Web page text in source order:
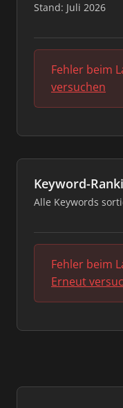
Stand: Juli 2026
Fehler beim
versuchen
Keyword-
Alle Keywords
Fehler beim
Erneut